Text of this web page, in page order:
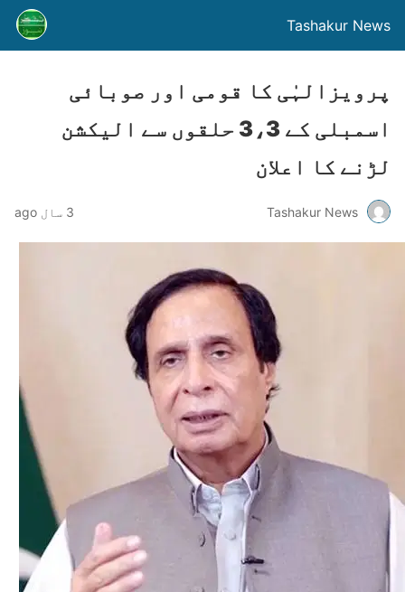
Tashakur News
پرویزالہٰی کا قومی اور صوبائی
اسمبلی کے 3،3 حلقوں سے الیکشن
لڑنے کا اعلان
Tashakur News 3 سال ago